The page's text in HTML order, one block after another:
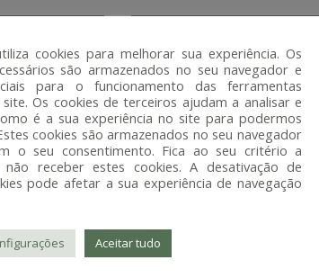
que
cookies para melhorar sua experiência. Os
são armazenados no seu navegador e
para o funcionamento das ferramentas
Os cookies de terceiros ajudam a analisar e
é a sua experiência no site para podermos
cookies são armazenados no seu navegador
o seu consentimento. Fica ao seu critério a
receber estes cookies. A desativação de
pode afetar a sua experiência de navegação
Aceitar tudo